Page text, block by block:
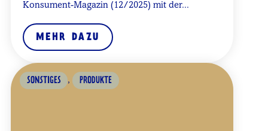
Konsument-Magazin (12/2025) mit der...
MEHR DAZU
SONSTIGES , PRODUKTE